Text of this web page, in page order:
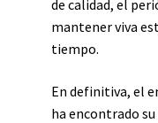
de calidad, el
mantener viva
tiempo.
En definitiva, el
ha encontrado